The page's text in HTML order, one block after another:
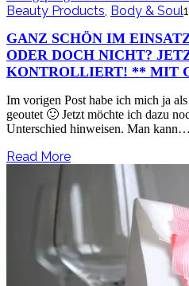
Beauty Products, Body & Soul
GANZ SCHÖN IM
DER DOCH NICHT?
ONTROLLIERT! ** MIT
Im vorigen Post habe ich mich ja
geoutet 🙂 Jetzt möchte ich dazu
Unterschied hinweisen. Man kann…
Read More